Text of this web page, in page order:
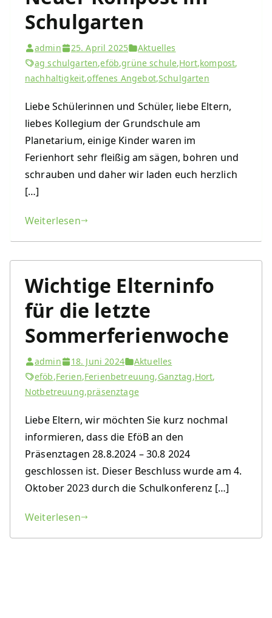
Schulgarten
admin 25. April 2025
Aktuelles
ag schulgarten,eföb,grüne schule,Hort,kompost,
nachhaltigkeit,offenes Angebot,Schulgarten
Liebe Schülerinnen und Schüler, liebe Eltern,
liebes Kollegium der Grundschule am
Planetarium, einige Kinder waren im
Ferienhort sehr fleißig am sägen, bohren und
schrauben und daher wir laden euch herzlich
[…]
Weiterlesen
Wichtige Elterninfo
für die letzte
Sommerferienwoche
admin 18. Juni 2024
Aktuelles
eföb,Ferien,Ferienbetreuung,Ganztag,Hort,
Notbetreuung,präsenztage
Liebe Eltern, wir möchten Sie kurz nochmal
informieren, dass die EföB an den
Präsenztagen 28.8.2024 – 30.8 2024
geschlossen ist. Dieser Beschluss wurde am 4.
Oktober 2023 durch die Schulkonferenz […]
Weiterlesen